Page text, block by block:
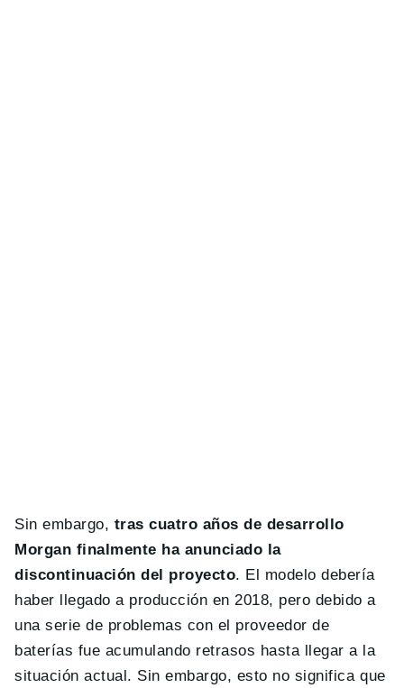
Sin embargo, tras cuatro años de desarrollo
Morgan finalmente ha anunciado la
discontinuación del proyecto. El modelo debería
haber llegado a producción en 2018, pero debido a
una serie de problemas con el proveedor de
baterías fue acumulando retrasos hasta llegar a la
situación actual. Sin embargo, esto no significa que